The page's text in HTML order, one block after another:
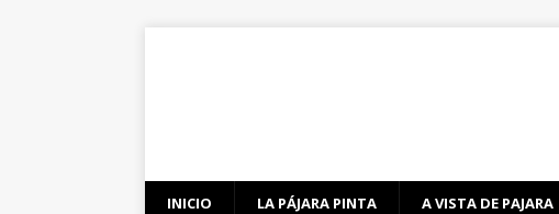
INICIO LA PÁJARA PINTA A VISTA DE PAJARA